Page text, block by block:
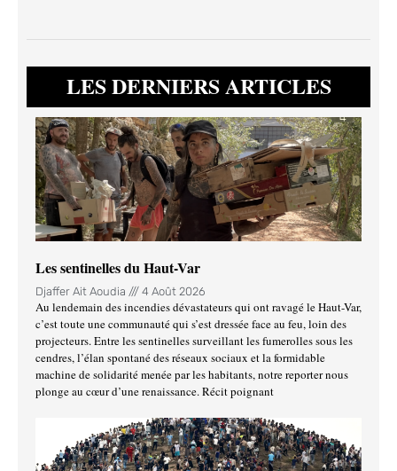
LES DERNIERS ARTICLES
Les sentinelles du Haut-Var
Djaffer Ait Aoudia 4 Août 2026
Au lendemain des incendies dévastateurs qui ont ravagé le Haut-Var,
c’est toute une communauté qui s’est dressée face au feu, loin des
projecteurs. Entre les sentinelles surveillant les fumerolles sous les
cendres, l’élan spontané des réseaux sociaux et la formidable
machine de solidarité menée par les habitants, notre reporter nous
plonge au cœur d’une renaissance. Récit poignant